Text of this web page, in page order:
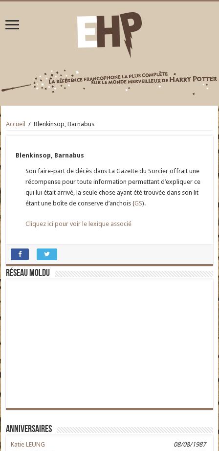
Accueil / Blenkinsop, Barnabus
Blenkinsop, Barnabus
Son faire-part de décès dans La Gazette du Sorcier offrait une
récompense pour toute information permettant d’expliquer ce
qui lui était arrivé, la seule chose ayant été trouvée dans son lit
étant une boîte de conserve d’anchois (GS).
Cliquez ici pour voir le lexique associé
Réseau moldu
Anniversaires
Katie LEUNG
08/08/1987